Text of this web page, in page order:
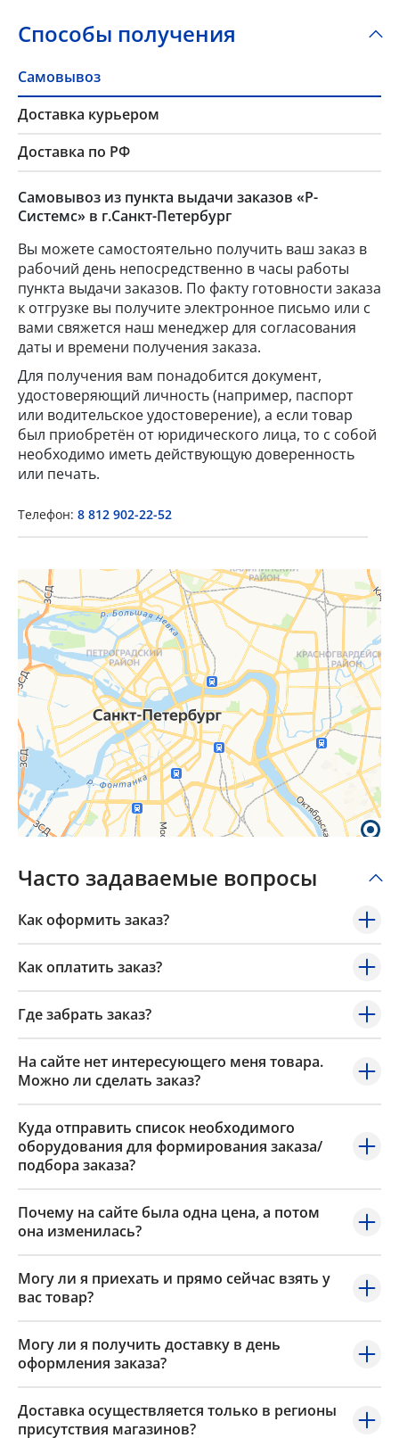
Способы получения
Самовывоз
Доставка курьером
Доставка по РФ
Самовывоз из пункта выдачи заказов «Р-
Системс» в г.Санкт-Петербург
Вы можете самостоятельно получить ваш заказ в
рабочий день непосредственно в часы работы
пункта выдачи заказов. По факту готовности заказа
к отгрузке вы получите электронное письмо или с
вами свяжется наш менеджер для согласования
даты и времени получения заказа.
Для получения вам понадобится документ,
удостоверяющий личность (например, паспорт
или водительское удостоверение), а если товар
был приобретён от юридического лица, то с собой
необходимо иметь действующую доверенность
или печать.
Телефон: 8 812 902-22-52
Часто задаваемые вопросы
Как оформить заказ?
Как оплатить заказ?
Где забрать заказ?
На сайте нет интересующего меня товара.
Можно ли сделать заказ?
Куда отправить список необходимого
оборудования для формирования заказа/
подбора заказа?
Почему на сайте была одна цена, а потом
она изменилась?
Могу ли я приехать и прямо сейчас взять у
вас товар?
Могу ли я получить доставку в день
оформления заказа?
Доставка осуществляется только в регионы
присутствия магазинов?
Popup Title
×
Popup Content